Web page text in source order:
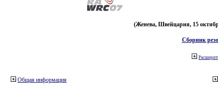
(Женева, Швейцария, 15
Сборник
Общая информация